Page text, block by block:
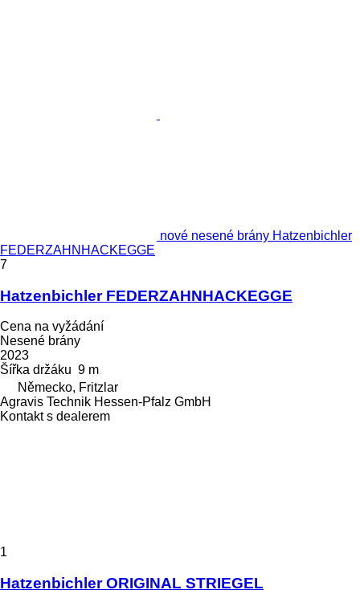
nové nesené brány Hatzenbichler
FEDERZAHNHACKEGGE
7
Hatzenbichler FEDERZAHNHACKEGGE
Cena na vyžádání
Nesené brány
2023
Šířka držáku 9 m
Německo, Fritzlar
Agravis Technik Hessen-Pfalz GmbH
Kontakt s dealerem
1
Hatzenbichler ORIGINAL STRIEGEL